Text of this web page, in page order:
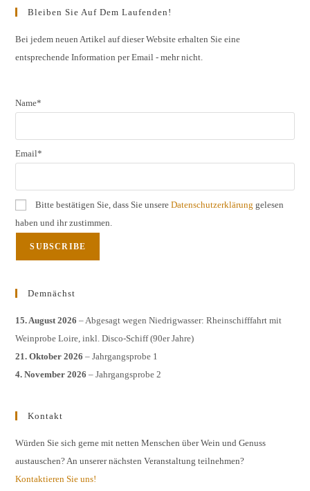
Bleiben Sie Auf Dem Laufenden!
Bei jedem neuen Artikel auf dieser Website erhalten Sie eine
entsprechende Information per Email - mehr nicht.
Name*
Email*
Bitte bestätigen Sie, dass Sie unsereDatenschutzerklärung gelesen
haben und ihr zustimmen.
Demnächst
15. August 2026 – Abgesagt wegen Niedrigwasser: Rheinschifffahrt mit
Weinprobe Loire, inkl. Disco-Schiff (90er Jahre)
21. Oktober 2026 – Jahrgangsprobe 1
4. November 2026 – Jahrgangsprobe 2
Kontakt
Würden Sie sich gerne mit netten Menschen über Wein und Genuss
austauschen? An unserer nächsten Veranstaltung teilnehmen?
Kontaktieren Sie uns!